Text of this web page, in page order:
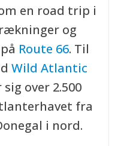
en road trip i
og
Route 66. Til
Wild Atlantic
over 2.500
fra
i nord.